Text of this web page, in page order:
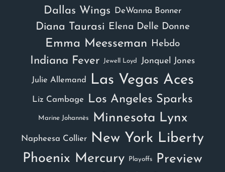
Dallas Wings DeWanna Bonner
Diana Taurasi Elena Delle Donne
Emma Meesseman Hebdo
Indiana Fever Jewell Loyd Jonquel Jones
Julie Allemand Las Vegas Aces
Liz Cambage Los Angeles Sparks
Marine Johannès Minnesota Lynx
Napheesa Collier New York Liberty
Phoenix Mercury Playoffs Preview